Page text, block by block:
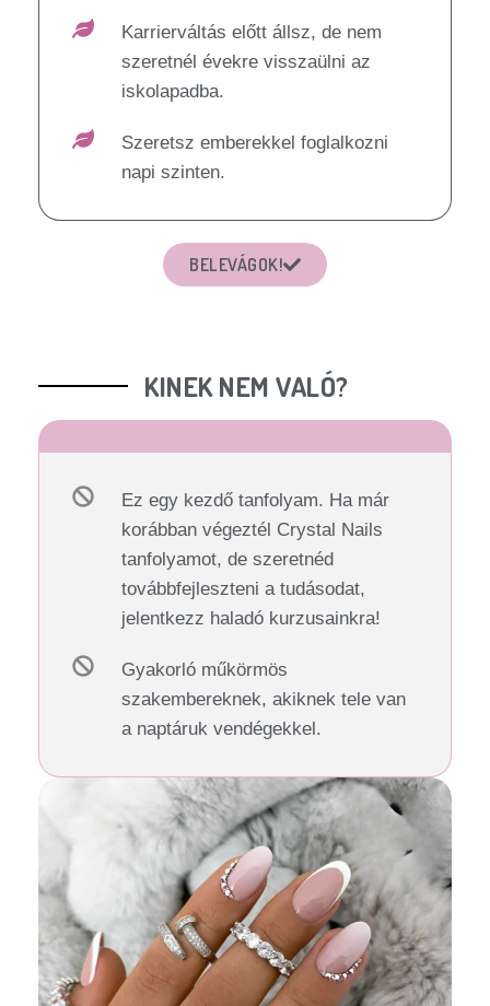
Karrierváltás előtt állsz, de nem
szeretnél évekre visszaülni az
iskolapadba.
Szeretsz emberekkel foglalkozni
napi szinten.
BELEVÁGOK!
KINEK NEM VALÓ?
Ez egy kezdő tanfolyam. Ha már
korábban végeztél Crystal Nails
tanfolyamot, de szeretnéd
továbbfejleszteni a tudásodat,
jelentkezz haladó kurzusainkra!
Gyakorló műkörmös
szakembereknek, akiknek tele van
a naptáruk vendégekkel.